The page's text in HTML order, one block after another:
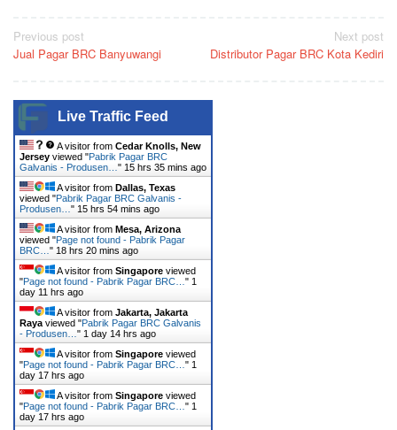
Post
navigation
Previous post
Jual Pagar BRC Banyuwangi
Next post
Distributor Pagar BRC Kota Kediri
Live Traffic Feed
A visitor from Cedar Knolls, New
Jersey viewed "Pabrik Pagar BRC
Galvanis - Produsen… " 15 hrs 35 mins ago
A visitor from Dallas, Texas
viewed "Pabrik Pagar BRC Galvanis -
Produsen… " 15 hrs 54 mins ago
A visitor from Mesa, Arizona
viewed "Page not found - Pabrik Pagar
BRC… " 18 hrs 20 mins ago
A visitor from Singapore viewed
"Page not found - Pabrik Pagar BRC… " 1
day 11 hrs ago
A visitor from Jakarta, Jakarta
Raya viewed "Pabrik Pagar BRC Galvanis
- Produsen… " 1 day 14 hrs ago
A visitor from Singapore viewed
"Page not found - Pabrik Pagar BRC… " 1
day 17 hrs ago
A visitor from Singapore viewed
"Page not found - Pabrik Pagar BRC… " 1
day 17 hrs ago